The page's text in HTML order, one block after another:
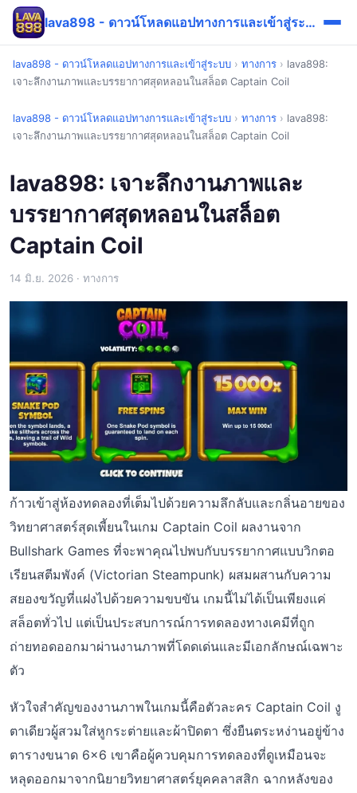
lava898 - ดาวน์โหลดแอปทางการและเข้าสู่ระบบ
lava898 - ดาวน์โหลดแอปทางการและเข้าสู่ระบบ › ทางการ › lava898:
เจาะลึกงานภาพและบรรยากาศสุดหลอนในสล็อต Captain Coil
lava898 - ดาวน์โหลดแอปทางการและเข้าสู่ระบบ › ทางการ › lava898:
เจาะลึกงานภาพและบรรยากาศสุดหลอนในสล็อต Captain Coil
lava898: เจาะลึกงานภาพและ
บรรยากาศสุดหลอนในสล็อต
Captain Coil
14 มิ.ย. 2026 · ทางการ
ก้าวเข้าสู่ห้องทดลองที่เต็มไปด้วยความลึกลับและกลิ่นอายของ
วิทยาศาสตร์สุดเพี้ยนในเกม Captain Coil ผลงานจาก
Bullshark Games ที่จะพาคุณไปพบกับบรรยากาศแบบวิกตอ
เรียนสตีมพังค์ (Victorian Steampunk) ผสมผสานกับความ
สยองขวัญที่แฝงไปด้วยความขบขัน เกมนี้ไม่ได้เป็นเพียงแค่
สล็อตทั่วไป แต่เป็นประสบการณ์การทดลองทางเคมีที่ถูก
ถ่ายทอดออกมาผ่านงานภาพที่โดดเด่นและมีเอกลักษณ์เฉพาะ
ตัว
หัวใจสำคัญของงานภาพในเกมนี้คือตัวละคร Captain Coil งู
ตาเดียวผู้สวมใส่หูกระต่ายและผ้าปิดตา ซึ่งยืนตระหง่านอยู่ข้าง
ตารางขนาด 6×6 เขาคือผู้ควบคุมการทดลองที่ดูเหมือนจะ
หลุดออกมาจากนิยายวิทยาศาสตร์ยุคคลาสสิก ฉากหลังของ